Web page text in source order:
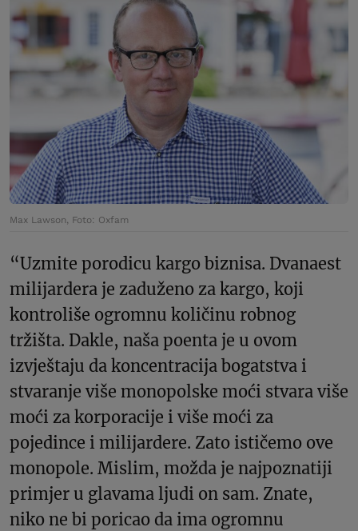
Max Lawson, Foto: Oxfam
“Uzmite porodicu kargo biznisa. Dvanaest
milijardera je zaduženo za kargo, koji
kontroliše ogromnu količinu robnog
tržišta. Dakle, naša poenta je u ovom
izvještaju da koncentracija bogatstva i
stvaranje više monopolske moći stvara više
moći za korporacije i više moći za
pojedince i milijardere. Zato ističemo ove
monopole. Mislim, možda je najpoznatiji
primjer u glavama ljudi on sam. Znate,
niko ne bi poricao da ima ogromnu